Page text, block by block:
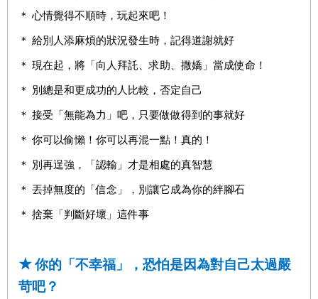
＊ 心情覺得不順時，玩起來吧！
＊ 給別人添麻煩的狀況發生時，記得道謝就好
＊ 現在起，將「向人拜託、求助、撒嬌」當成使命！
＊ 別總是和更成功的人比較，否定自己
＊ 接受「無能為力」吧，只要做做得到的事就好
＊ 你可以偷懶！你可以再混一點！真的！
＊ 別再逞強，「認輸」才是相處的真智慧
＊ 丟掉無度的「信念」，別讓它成為你的絆腳石
＊ 捨棄「判斷好壞」這件事
★你的「不幸福」，恐怕是因為對自己太過嚴
苛吧？